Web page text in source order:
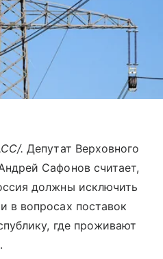
. Депутат Верховного
Сафонов считает,
должны исключить
в вопросах поставок
где проживают